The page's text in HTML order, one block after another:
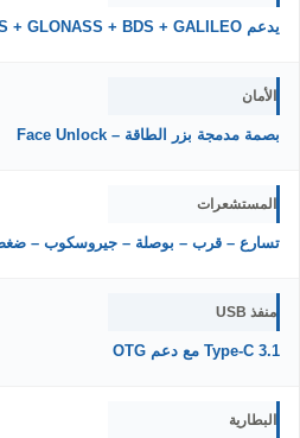
يدعم GPS + GLONASS + BDS + GALILEO
الأمان
بصمة مدمجة بزر الطاقة – Face Unlock
المستشعرات
تسارع – قرب – بوصلة – جيروسكوب –
منفذ USB
Type-C 3.1 مع دعم OTG
البطارية